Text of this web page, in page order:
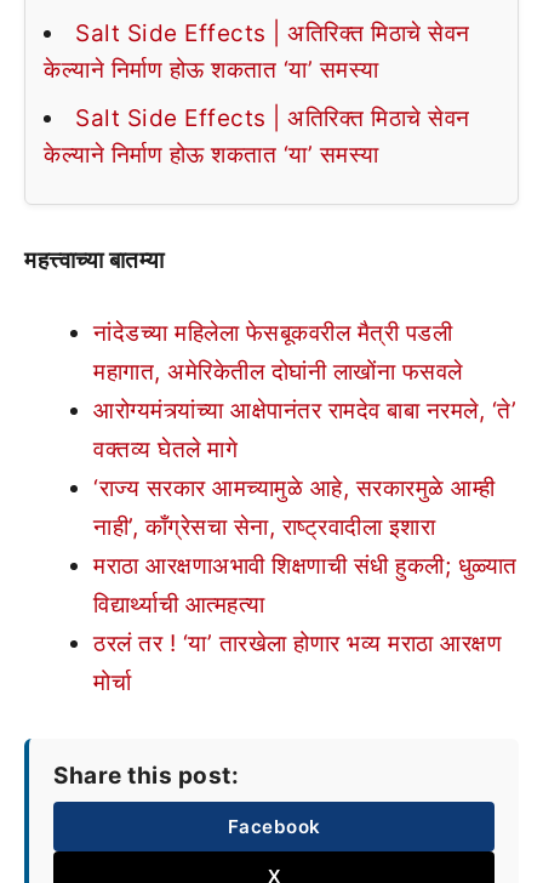
Salt Side Effects | अतिरिक्त मिठाचे सेवन
केल्याने निर्माण होऊ शकतात ‘या’ समस्या
Salt Side Effects | अतिरिक्त मिठाचे सेवन
केल्याने निर्माण होऊ शकतात ‘या’ समस्या
महत्त्वाच्या बातम्या
नांदेडच्या महिलेला फेसबूकवरील मैत्री पडली
महागात, अमेरिकेतील दोघांनी लाखोंना फसवले
आरोग्यमंत्र्यांच्या आक्षेपानंतर रामदेव बाबा नरमले, ‘ते’
वक्तव्य घेतले मागे
‘राज्य सरकार आमच्यामुळे आहे, सरकारमुळे आम्ही
नाही’, काँग्रेसचा सेना, राष्ट्रवादीला इशारा
मराठा आरक्षणाअभावी शिक्षणाची संधी हुकली; धुळ्यात
विद्यार्थ्याची आत्महत्या
ठरलं तर ! ‘या’ तारखेला होणार भव्य मराठा आरक्षण
मोर्चा
Share this post:
Facebook
X